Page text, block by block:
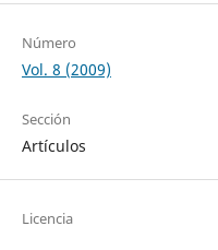
Número
Vol. 8 (2009)
Sección
Artículos
Licencia